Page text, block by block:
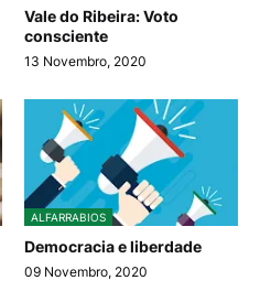
Vale do Ribeira: Voto
consciente
13 Novembro, 2020
ALFARRABIOS
Democracia e liberdade
09 Novembro, 2020